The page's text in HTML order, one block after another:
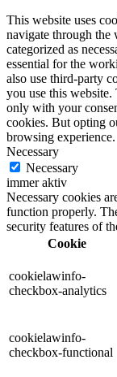
This website uses
navigate through the
categorized as
essential for the
also use third-party
you use this
only with your
cookies. But opting
browsing experience.
Necessary
Necessary
immer aktiv
Necessary cookies
function properly.
security features of
Cookie
cookielawinfo-
checkbox-analytics
cookielawinfo-
checkbox-functional